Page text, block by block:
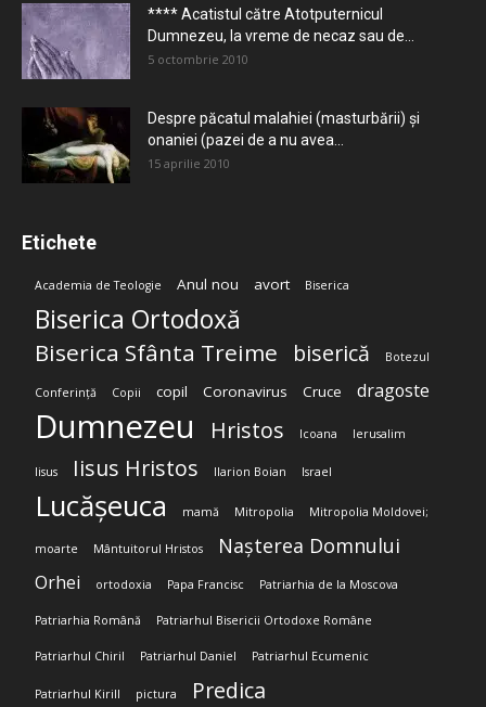
**** Acatistul către Atotputernicul
Dumnezeu, la vreme de necaz sau de...
5 octombrie 2010
Despre păcatul malahiei (masturbării) şi
onaniei (pazei de a nu avea...
15 aprilie 2010
Etichete
Academia de Teologie Anul nou avort Biserica
Biserica Ortodoxă
Biserica Sfânta Treime biserică Botezul
Conferință Copii copil Coronavirus Cruce dragoste
Dumnezeu Hristos Icoana Ierusalim
Iisus Iisus Hristos Ilarion Boian Israel
Lucășeuca mamă Mitropolia Mitropolia Moldovei;
moarte Mântuitorul Hristos Nașterea Domnului
Orhei ortodoxia Papa Francisc Patriarhia de la Moscova
Patriarhia Română Patriarhul Bisericii Ortodoxe Române
Patriarhul Chiril Patriarhul Daniel Patriarhul Ecumenic
Patriarhul Kirill pictura Predica